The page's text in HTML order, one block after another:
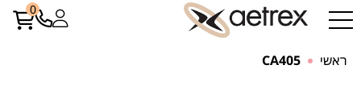
0
ראשי CA405